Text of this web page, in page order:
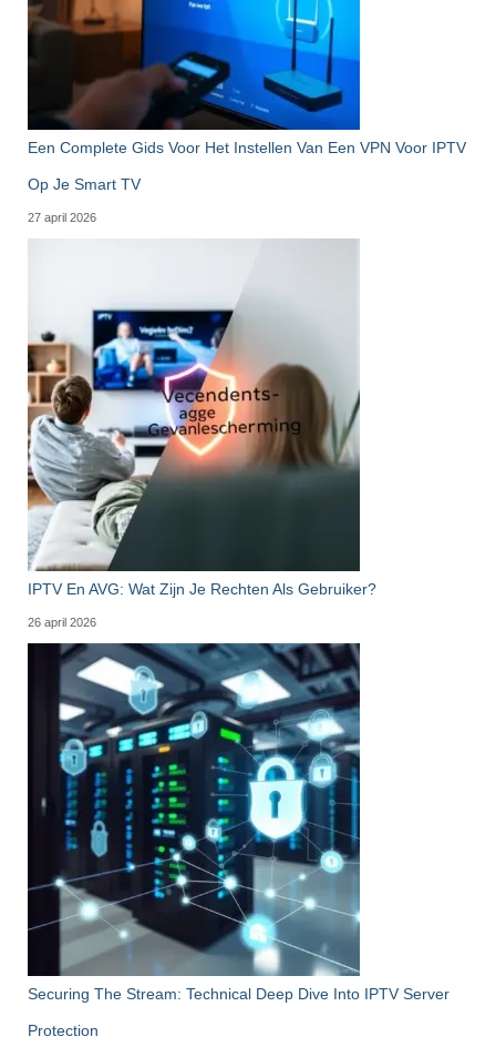
Een Complete Gids Voor Het Instellen Van Een VPN Voor IPTV
Op Je Smart TV
27 april 2026
IPTV En AVG: Wat Zijn Je Rechten Als Gebruiker?
26 april 2026
Securing The Stream: Technical Deep Dive Into IPTV Server
Protection